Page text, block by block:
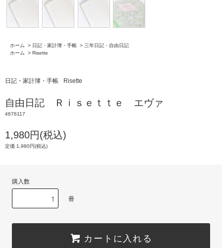
ホーム > 日記・家計簿・手帳 > 三年日記・自由日記
ホーム
> Risette
日記・家計簿・手帳 Risette
自由日記 Ｒｉｓｅｔｔｅ エヴァ
4676117
1,980円(税込)
定価 1,980円(税込)
購入数
冊
カートに入れる